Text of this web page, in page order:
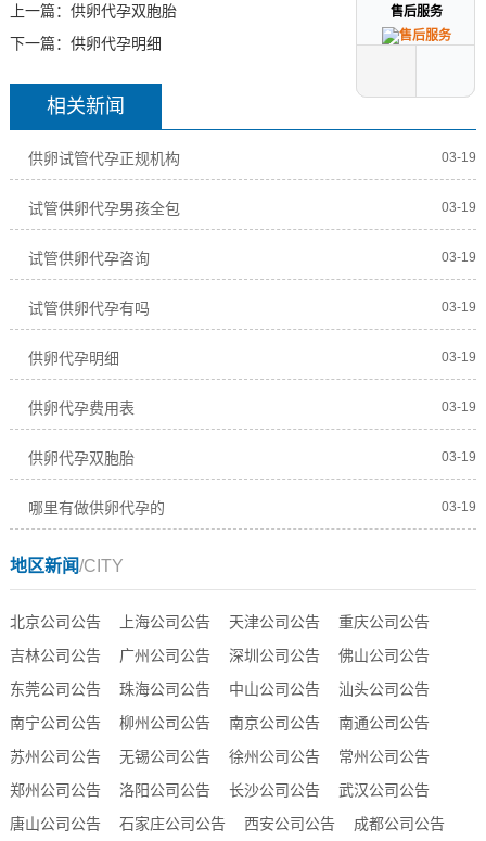
上一篇： 供卵代孕双胞胎
下一篇： 供卵代孕明细
相关新闻
供卵试管代孕正规机构 03-19
试管供卵代孕男孩全包 03-19
试管供卵代孕咨询 03-19
试管供卵代孕有吗 03-19
供卵代孕明细 03-19
供卵代孕费用表 03-19
供卵代孕双胞胎 03-19
哪里有做供卵代孕的 03-19
地区新闻/CITY
北京公司公告 上海公司公告 天津公司公告
重庆公司公告
吉林公司公告
广州公司公告 深圳公司公告
佛山公司公告
东莞公司公告
珠海公司公告 中山公司公告
汕头公司公告
南宁公司公告
柳州公司公告 南京公司公告
南通公司公告
苏州公司公告
无锡公司公告 徐州公司公告
常州公司公告
郑州公司公告
洛阳公司公告 长沙公司公告
武汉公司公告
唐山公司公告
石家庄公司公告 西安公司公告 成都公司公告
售后服务
售后服务